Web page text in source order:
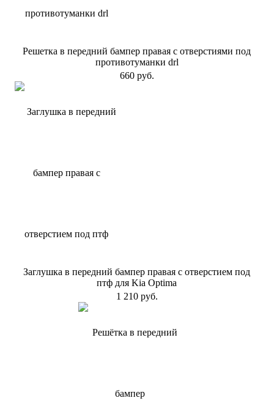
Решетка в передний бампер правая с отверстиями под
противотуманки drl
660 руб.
Заглушка в передний бампер правая с отверстием под
птф для Kia Optima
1 210 руб.